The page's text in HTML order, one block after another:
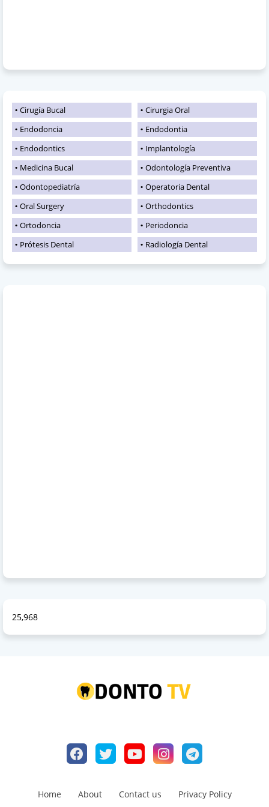
Cirugía Bucal
Cirurgia Oral
Endodoncia
Endodontia
Endodontics
Implantología
Medicina Bucal
Odontología Preventiva
Odontopediatría
Operatoria Dental
Oral Surgery
Orthodontics
Ortodoncia
Periodoncia
Prótesis Dental
Radiología Dental
25,968
Home About Contact us
Privacy Policy